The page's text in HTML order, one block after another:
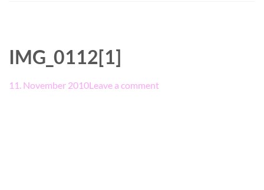
IMG_0112[1]
11. November 2010Leave a comment